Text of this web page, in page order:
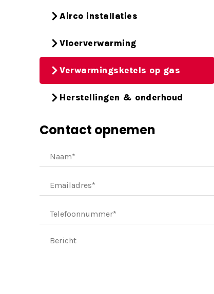
Airco installaties
Vloerverwarming
Verwarmingsketels op gas
Herstellingen & onderhoud
Contact opnemen